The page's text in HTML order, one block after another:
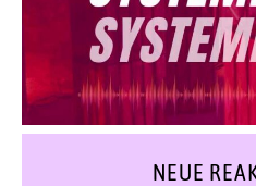
NEUE